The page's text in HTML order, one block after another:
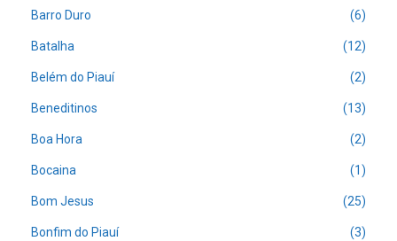
Barro Duro (6)
Batalha (12)
Belém do Piauí (2)
Beneditinos (13)
Boa Hora (2)
Bocaina (1)
Bom Jesus (25)
Bonfim do Piauí (3)